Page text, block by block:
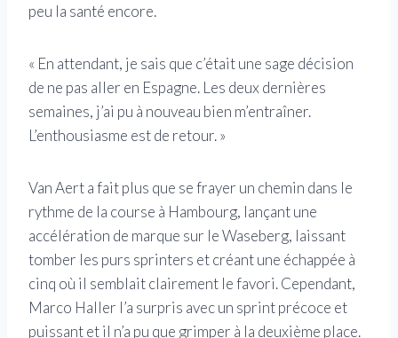
peu la santé encore.
« En attendant, je sais que c’était une sage décision
de ne pas aller en Espagne. Les deux dernières
semaines, j’ai pu à nouveau bien m’entraîner.
L’enthousiasme est de retour. »
Van Aert a fait plus que se frayer un chemin dans le
rythme de la course à Hambourg, lançant une
accélération de marque sur le Waseberg, laissant
tomber les purs sprinters et créant une échappée à
cinq où il semblait clairement le favori. Cependant,
Marco Haller l’a surpris avec un sprint précoce et
puissant et il n’a pu que grimper à la deuxième place.